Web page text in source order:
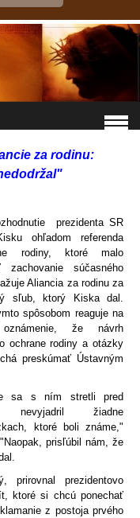
za rodinu:
prezidenta SR
ohľadom referenda
rodiny, ktoré malo
zachovanie súčasného
Aliancia za rodinu za
sľub, ktorý Kiska dal.
spôsobom reaguje na
že návrh
ochrane rodiny a otázky
preskúmať Ústavným
sa s ním stretli pred
nevyjadril žiadne
ktoré boli známe,"
prisľúbil nám, že
prirovnal prezidentovo
ktoré si chcú ponechať
z postoja prvého